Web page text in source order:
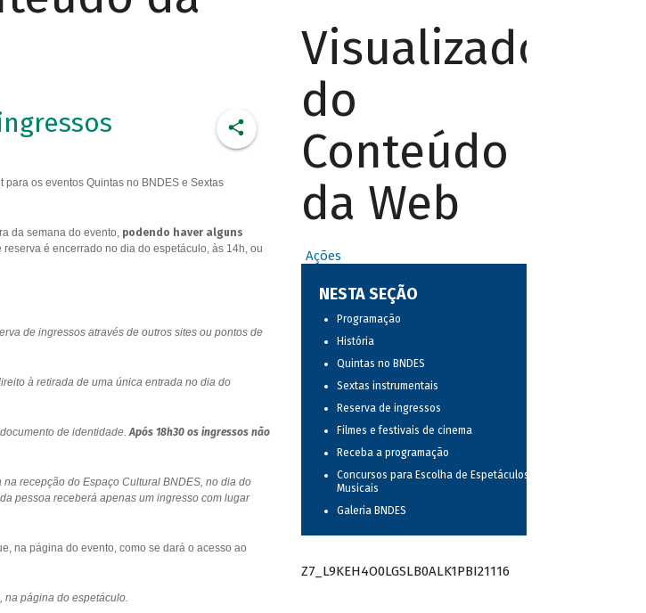
os eventos Quintas no BNDES e Sextas
da semana do evento, podendo haver alguns
é encerrado no dia do espetáculo, às 14h, ou
de ingressos através de outros sites ou pontos de
à retirada de uma única entrada no dia do
de identidade.Após 18h30 os ingressos não
recepção do Espaço Cultural BNDES, no dia do
pessoa receberá apenas um ingresso com lugar
na página do evento, como se dará o acesso ao
na página do espetáculo.
Visualizador
do
Conteúdo
da Web
Ações
NESTA SEÇÃO
Programação
História
Quintas no BNDES
Sextas instrumentais
Reserva de ingressos
Filmes e festivais de cinema
Receba a programação
Concursos para Escolha de Espetáculos
Musicais
Galeria BNDES
Z7_L9KEH4O0LGSLB0ALK1PBI21116